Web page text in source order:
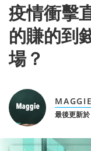
疫情衝擊
的賺的到
場？
MAGGIE
最後更新